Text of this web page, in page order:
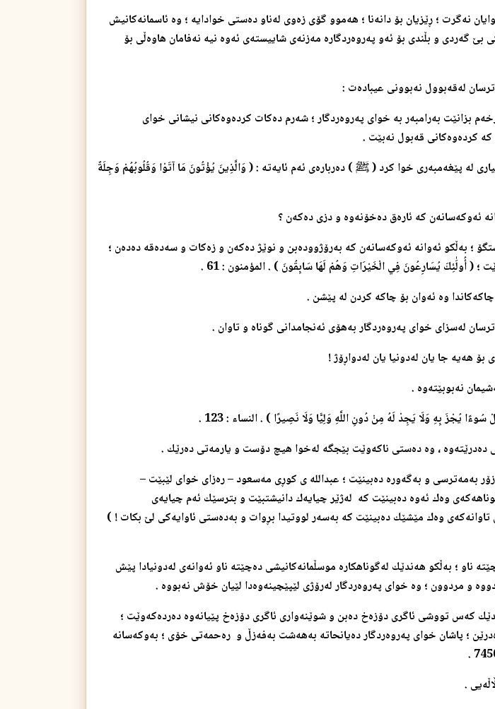
نه‌گرت ؛ ڕێزیان بۆ دانه‌نا ؛ هه‌موو گۆی زه‌وی له‌ناو ده‌ستی خوادایه‌ ؛ وه‌ ئاسمانه‌كانیش
بێ گه‌ردی و بڵندی بۆ ئه‌و په‌روه‌ردگاره‌ مه‌زنه‌ی شاییسته‌ی ئه‌وه‌ نیه‌ نه‌فامان هاوه‌ڵی بۆ
له‌قه‌بوول نه‌بوونی عیباده‌ت :
بزانێت به‌رامبه‌ر به‌ خوای په‌روه‌ردگار ؛ شه‌رم ده‌كات كرده‌وه‌كانی نیشانی خوای
كرده‌وه‌كانی قه‌بول نه‌بێت .
له‌ پێغه‌مبه‌ری خوا كرد (ﷺ ) ده‌رباره‌ی ئه‌م ئایه‌ته‌ : ( وَالَّذِينَ يُؤْتُونَ مَا آتَوْا وَقُلُوبُهُمْ وَجِلَةٌ
ئه‌وكه‌سانه‌ن كه‌ ئاره‌ق ده‌خۆنه‌وه‌ و دزی ده‌كه‌ن ؟
؛ به‌ڵكو ئه‌وانه‌ ئه‌وكه‌سانه‌ن كه‌ به‌رۆژووده‌بن و نوێژ ده‌كه‌ن و زه‌كات و سه‌ده‌قه‌ ده‌ده‌ن ؛
؛ ( أُولَٰئِكَ يُسَارِعُونَ فِي الْخَيْرَاتِ وَهُمْ لَهَا سَابِقُونَ ) .المؤمنون : 61 .
وه‌ ئه‌وان بۆ چاکه‌ کردن له ‌پێشن .
له‌سزای خوای په‌روه‌ردگار به‌هۆی ئه‌نجامدانی گوناه و تاوان .
هه‌یه‌ جا یان له‌دونیا یان له‌دواڕۆژ !
نه‌بوبێته‌وه‌ .
يُجْزَ بِهِ وَلَا يَجِدْ لَهُ مِنْ دُونِ اللَّهِ وَلِيًّا وَلَا نَصِيرًا ) . النساء : 123 .
ده‌درێته‌وه ،‌ وه‌ ده‌ستی ناکه‌وێت بێجگه‌ له‌خوا هیچ دۆست و یارمه‌تی ده‌رێك .
به‌مه‌ترسی و به‌گه‌وره‌ ده‌بینێت ؛ عبدالله ی كوڕی مه‌سعود – ره‌زای خوای لێبێت –
وه‌ك ئه‌وه‌ ده‌بینێت كه‌ ‌ له‌ژێر چیایه‌ك دانیشتبێت و بترسێك ئه‌م چیایه‌ی
وه‌ك مێشێك ده‌بینێت كه‌ به‌سه‌ر لووتیدا بڕوات و به‌ده‌ستی ئاوایه‌كی لێ بكات ! )
ناو ؛ به‌ڵكو هه‌ندێك له‌گوناهكاره‌ موسڵمانه‌كانیشی ده‌چێته‌ ناو ئه‌وانه‌ی له‌دونیادا پێش
و مردوون ؛ وه‌ خوای په‌روه‌ردگار له‌رۆژی لێپێچینه‌وه‌دا لێیان خۆش نه‌بووه‌ .
كه‌س تووشی ئاگری دۆزه‌خ ده‌بن و شوێنه‌واری ئاگری دۆزه‌خ پێیانه‌وه‌ ده‌رده‌كه‌وێت‌ ؛
؛ پاشان خوای په‌روه‌ردگار ده‌یانحاته‌ به‌هه‌شت به‌فه‌زڵ و ره‌حمه‌تی خۆی ؛ به‌وكه‌سانه‌
.